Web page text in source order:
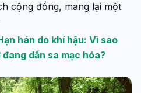
cộng đồng, mang lại một
hán do khí hậu: Vì sao
dần sa mạc hóa?